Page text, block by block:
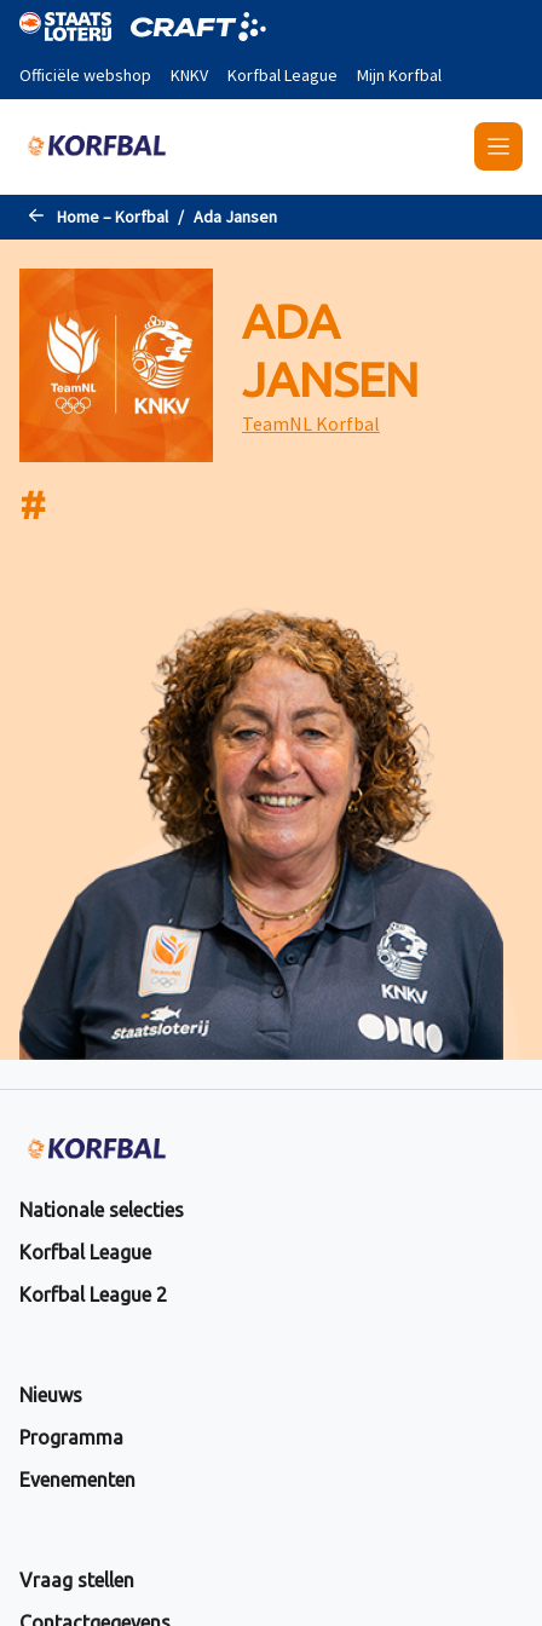
Naar de hoofdinhoud gaan
Officiële webshop KNKV Korfbal League Mijn Korfbal
Home – Korfbal Ada Jansen
ADA
JANSEN
TeamNL Korfbal
#
Nationale selecties
Korfbal League
Korfbal League 2
Nieuws
Programma
Evenementen
Vraag stellen